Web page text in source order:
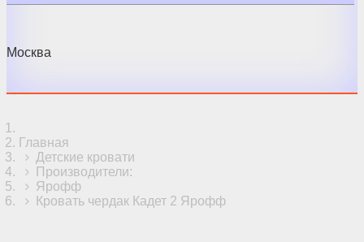
Москва
Главная
Детские кровати
Производители:
Ярофф
Кровать чердак Кадет 2 Ярофф